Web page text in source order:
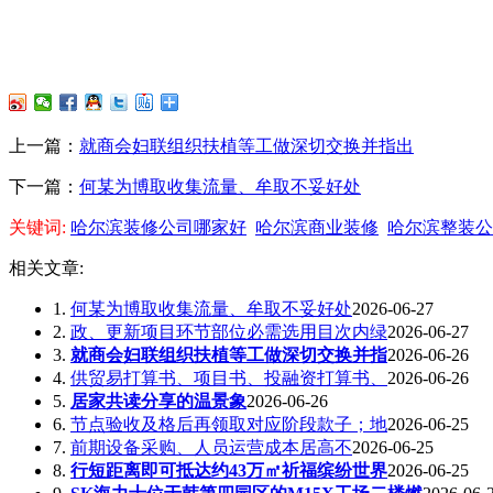
上一篇： 就商会妇联组织扶植等工做深切交换并指出
下一篇： 何某为博取收集流量、牟取不妥好处
关键词: 哈尔滨装修公司哪家好 哈尔滨商业装修 哈尔滨整装
相关文章:
1. 何某为博取收集流量、牟取不妥好处2026-06-27
2. 政、更新项目环节部位必需选用目次内绿2026-06-27
3. 就商会妇联组织扶植等工做深切交换并指2026-06-26
4. 供贸易打算书、项目书、投融资打算书、 2026-06-26
5. 居家共读分享的温景象2026-06-26
6. 节点验收及格后再领取对应阶段款子；地2026-06-25
7. 前期设备采购、人员运营成本居高不2026-06-25
8. 行短距离即可抵达约43万㎡祈福缤纷世界2026-06-25